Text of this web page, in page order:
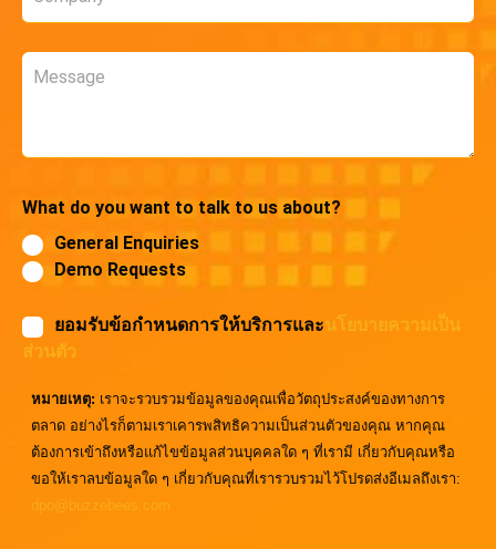
Message
What do you want to talk to us about?
General Enquiries
Demo Requests
ยอมรับข้อกำหนดการให้บริการและนโยบายความเป็น
ส่วนตัว
หมายเหตุ: เราจะรวบรวมข้อมูลของคุณเพื่อวัตถุประสงค์ของทางการ
ตลาด อย่างไรก็ตามเราเคารพสิทธิความเป็นส่วนตัวของคุณ หากคุณ
ต้องการเข้าถึงหรือแก้ไขข้อมูลส่วนบุคคลใด ๆ ที่เรามี เกี่ยวกับคุณหรือ
ขอให้เราลบข้อมูลใด ๆ เกี่ยวกับคุณที่เรารวบรวมไว้โปรดส่งอีเมลถึงเรา:
dpo@buzzebees.com